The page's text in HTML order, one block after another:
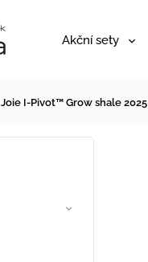
Akční sety
Joie I-Pivot™ Grow shale 2025